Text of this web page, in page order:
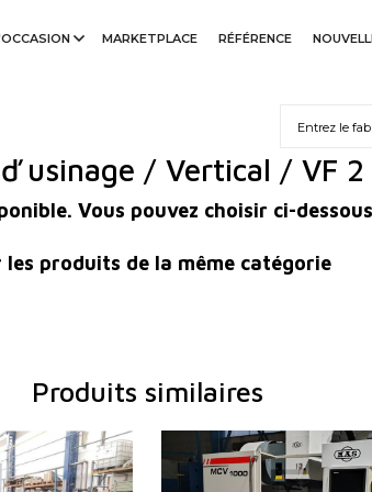
MARKETPLACE RÉFÉRENCE
usinage / Vertical / VF 2
Vous pouvez choisir ci-
les produits de la même catégorie
Produits similaires
Année de production:
Système de contrôle